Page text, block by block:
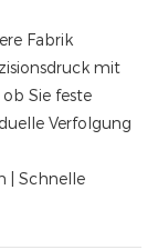
Fabrik
mit
Sie feste
Verfolgung
| Schnelle